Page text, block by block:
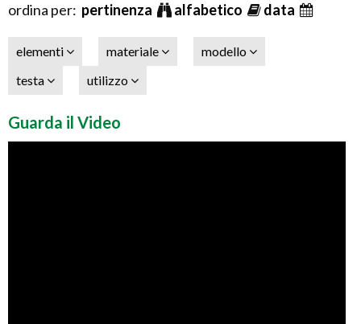
ordina per: pertinenza alfabetico data
elementi materiale
modello
testa
utilizzo
Guarda il Video